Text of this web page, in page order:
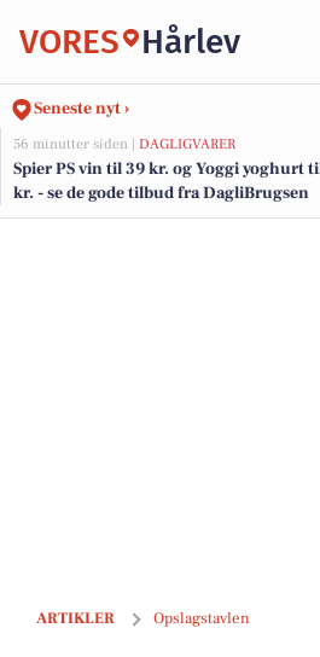
VORES Hårlev
Seneste nyt ›
56 minutter siden | DAGLIGVARER
Spier PS vin til 39 kr. og Yoggi yoghurt
kr. - se de gode tilbud fra DagliBrugsen
ARTIKLER Opslagstavlen
Nyheder fra Stevns Kommune og